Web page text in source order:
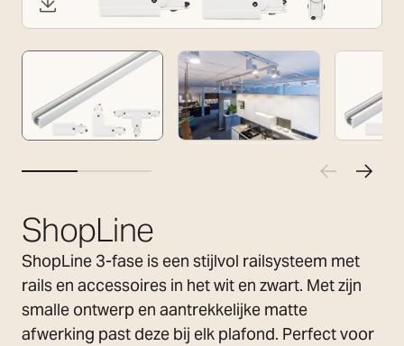
ShopLine
ShopLine 3-fase is een stijlvol railsysteem met
rails en accessoires in het wit en zwart. Met zijn
smalle ontwerp en aantrekkelijke matte
afwerking past deze bij elk plafond. Perfect voor